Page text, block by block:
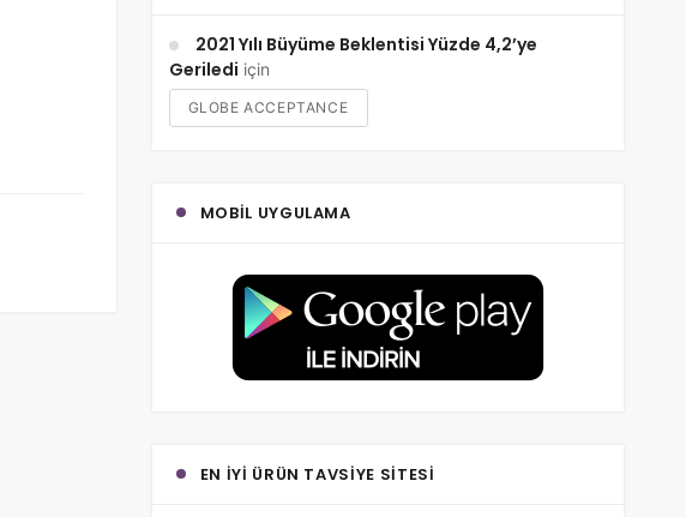
2021 Yılı Büyüme Beklentisi Yüzde 4,2’ye
Geriledi için
GLOBE ACCEPTANCE
MOBIL UYGULAMA
EN İYI ÜRÜN TAVSIYE SITESI